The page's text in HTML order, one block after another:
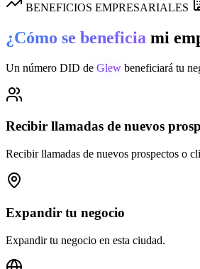
BENEFICIOS EMPRESARIALES
¿Cómo se beneficia mi
Un número DID de Glew beneficiará tu
Recibir llamadas de nuevos
Recibir llamadas de nuevos prospectos o
Expandir tu negocio
Expandir tu negocio en esta ciudad.